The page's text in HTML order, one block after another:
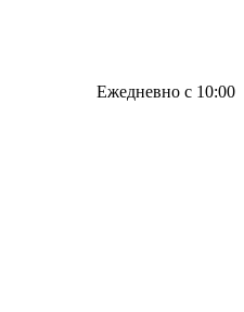
Ежедневно с 10:00